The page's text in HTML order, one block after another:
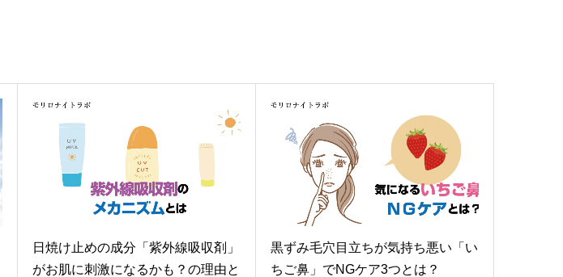
日焼け止めの成分「紫外線吸収剤」
がお肌に刺激になるかも？の理由と
黒ずみ毛穴目立ちが気持ち悪い「い
ちご鼻」でNGケア3つとは？